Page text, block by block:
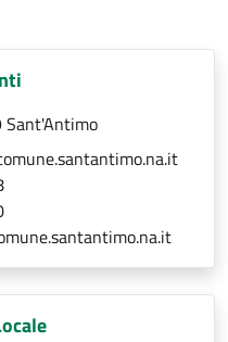
Sant'Antimo